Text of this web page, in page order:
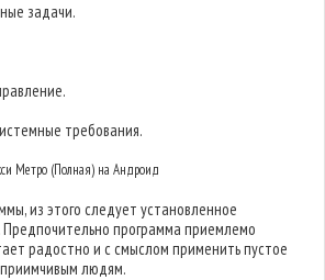
задачи.
требования.
Метро (Полная) на Андроид
из этого следует установленное
программа приемлемо
радостно и с смыслом применить пустое
людям.